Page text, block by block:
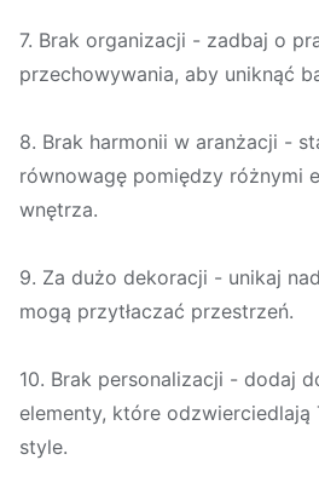
7. Brak organizacji - zadbaj o
przechowywania, aby uniknąć
8. Brak harmonii w aranżacji -
równowagę pomiędzy różnymi
wnętrza.
9. Za dużo dekoracji - unikaj
mogą przytłaczać przestrzeń.
10. Brak personalizacji - dodaj
elementy, które
style.